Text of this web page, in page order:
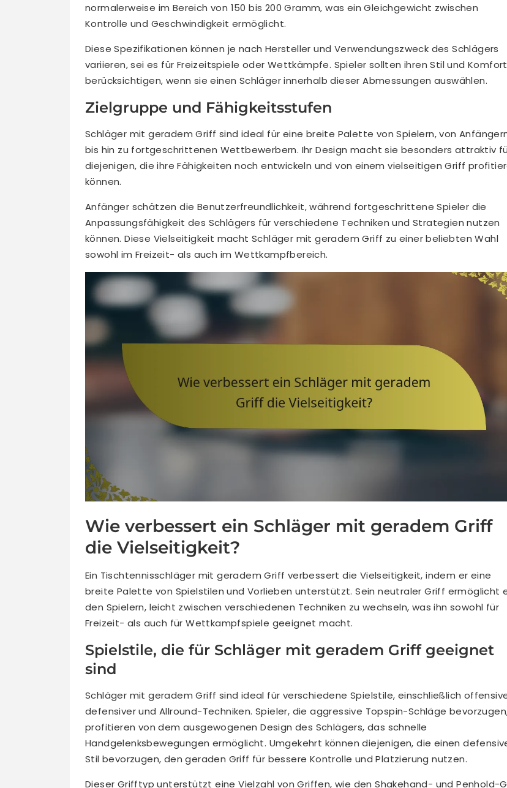
normalerweise im Bereich von 150 bis 200 Gramm, was ein Gleichgewicht zwischen
Kontrolle und Geschwindigkeit ermöglicht.
Diese Spezifikationen können je nach Hersteller und Verwendungszweck des Schlägers
variieren, sei es für Freizeitspiele oder Wettkämpfe. Spieler sollten ihren Stil und Komfort
berücksichtigen, wenn sie einen Schläger innerhalb dieser Abmessungen auswählen.
Zielgruppe und Fähigkeitsstufen
Schläger mit geradem Griff sind ideal für eine breite Palette von Spielern, von
bis hin zu fortgeschrittenen Wettbewerbern. Ihr Design macht sie besonders attraktiv
diejenigen, die ihre Fähigkeiten noch entwickeln und von einem vielseitigen Griff
können.
Anfänger schätzen die Benutzerfreundlichkeit, während fortgeschrittene Spieler die
Anpassungsfähigkeit des Schlägers für verschiedene Techniken und Strategien nutzen
können. Diese Vielseitigkeit macht Schläger mit geradem Griff zu einer beliebten Wahl
sowohl im Freizeit- als auch im Wettkampfbereich.
Wie verbessert ein Schläger mit geradem Griff
die Vielseitigkeit?
Ein Tischtennisschläger mit geradem Griff verbessert die Vielseitigkeit, indem er eine
breite Palette von Spielstilen und Vorlieben unterstützt. Sein neutraler Griff ermöglicht
den Spielern, leicht zwischen verschiedenen Techniken zu wechseln, was ihn sowohl für
Freizeit- als auch für Wettkampfspiele geeignet macht.
Spielstile, die für Schläger mit geradem Griff geeignet
sind
Schläger mit geradem Griff sind ideal für verschiedene Spielstile, einschließlich
defensiver und Allround-Techniken. Spieler, die aggressive Topspin-Schläge
profitieren von dem ausgewogenen Design des Schlägers, das schnelle
Handgelenksbewegungen ermöglicht. Umgekehrt können diejenigen, die einen
Stil bevorzugen, den geraden Griff für bessere Kontrolle und Platzierung nutzen.
Dieser Grifftyp unterstützt eine Vielzahl von Griffen, wie den Shakehand- und Penhold-